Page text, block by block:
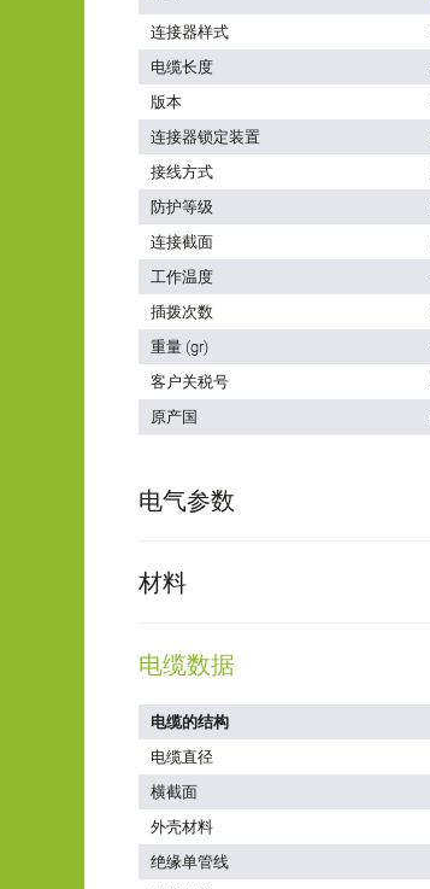
连接器样式
电缆长度
版本
连接器锁定装置
接线方式
防护等级
连接截面
工作温度
插拨次数
重量 (gr)
客户关税号
原产国
电气参数
材料
电缆数据
电缆的结构
电缆直径
横截面
外壳材料
绝缘单管线